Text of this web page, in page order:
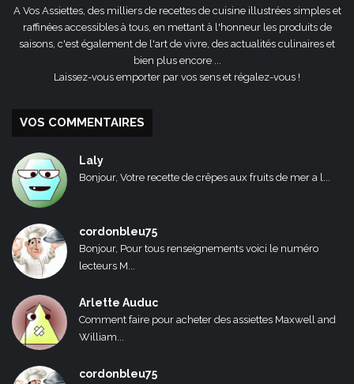
A Vos Assiettes, des milliers de recettes de cuisine illustrées simples et
raffinées accessibles à tous, en mettant à l'honneur les produits de
saisons, c'est également de l'art de vivre, des actualités culinaires et
bien plus encore ...
Laissez-vous emporter par vos sens et régalez-vous !
VOS COMMENTAIRES
Laly
Bonjour, Votre recette de crêpes aux fruits de mer a l...
cordonbleu75
Bonjour, Pour tous renseignements voici le numéro
lecteurs M...
Arlette Auduc
Comment faire pour acheter des assiettes Maxwell and
William...
cordonbleu75